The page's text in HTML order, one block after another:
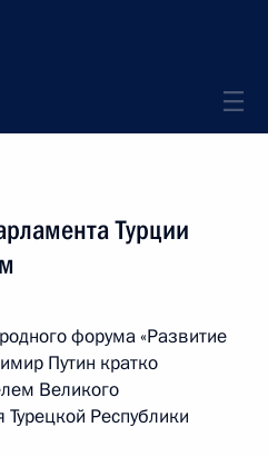
Турции
форума «Развитие
Путин кратко
Великого
Республики